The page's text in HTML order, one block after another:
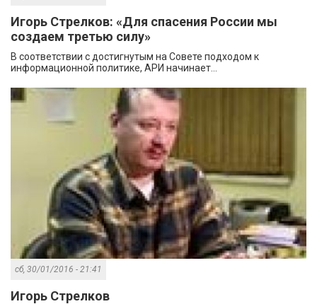
Игорь Стрелков: «Для спасения России мы
создаем третью силу»
В соответствии с достигнутым на Совете подходом к
информационной политике, АРИ начинает...
сб, 30/01/2016 - 21:41
Игорь Стрелков